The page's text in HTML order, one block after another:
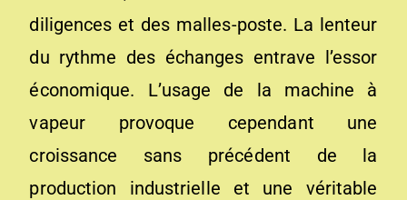
diligences et des malles-poste. La lenteur
du rythme des échanges entrave l’essor
économique. L’usage de la machine à
vapeur provoque cependant une
croissance sans précédent de la
production industrielle et une véritable